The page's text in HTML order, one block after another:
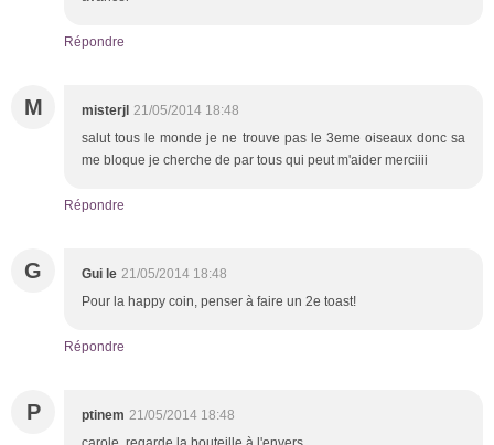
Répondre
M misterjl 21/05/2014 18:48
salut tous le monde je ne trouve pas le 3eme oiseaux donc sa
me bloque je cherche de par tous qui peut m'aider merciiii
Répondre
G Gui le 21/05/2014 18:48
Pour la happy coin, penser à faire un 2e toast!
Répondre
P ptinem 21/05/2014 18:48